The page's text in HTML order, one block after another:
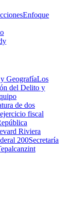
Enfoque
GeografíaLos
del Delito y
de dos
ejercicio fiscal
Riviera
200Secretaría